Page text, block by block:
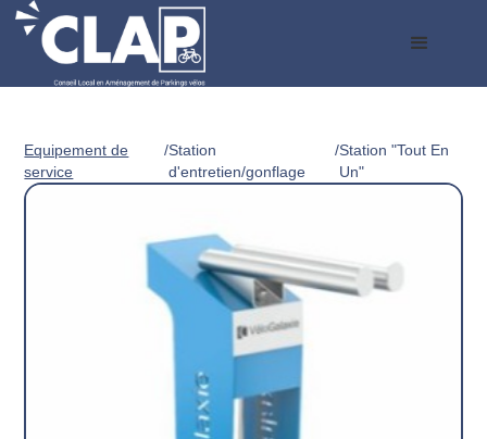
Equipement de
service
/Station
d'entretien/gonflage
/Station "Tout En
Un"